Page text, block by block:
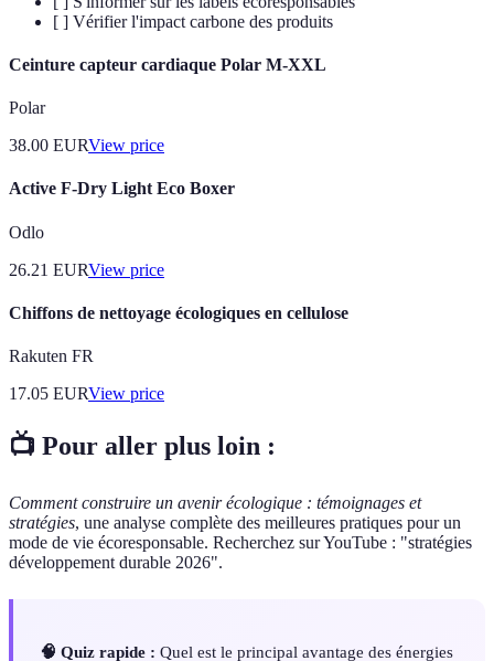
[ ] Vérifier l'impact carbone des produits
Ceinture capteur cardiaque Polar M-XXL
Polar
38.00 EURView price
Active F-Dry Light Eco Boxer
Odlo
26.21 EURView price
Chiffons de nettoyage écologiques en cellulose
Rakuten FR
17.05 EURView price
📺 Pour aller plus loin :
Comment construire un avenir écologique : témoignages et
stratégies, une analyse complète des meilleures pratiques pour un
mode de vie écoresponsable. Recherchez sur YouTube : "stratégies
développement durable 2026".
🧠 Quiz rapide : Quel est le principal avantage des énergies